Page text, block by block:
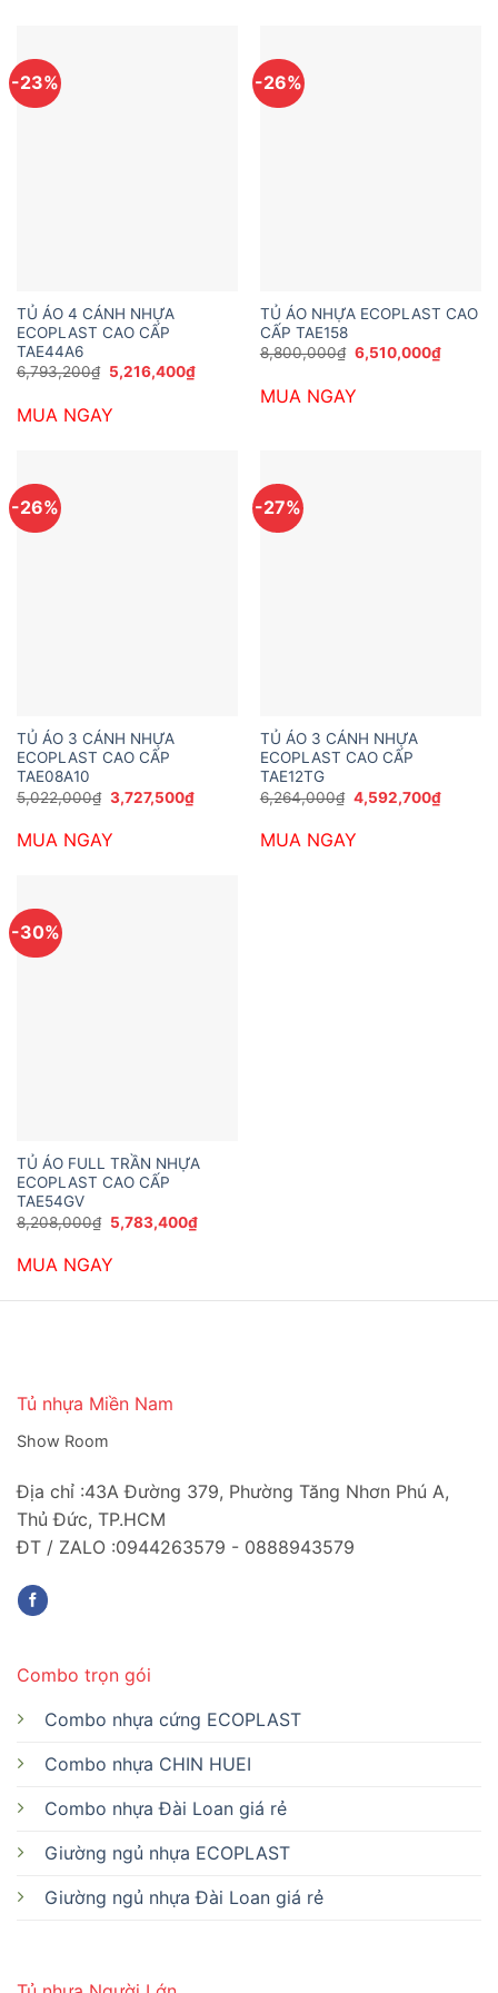
-23%
TỦ ÁO 4 CÁNH NHỰA
ECOPLAST CAO CẤP
TAE44A6
6,793,200₫ Giá
gốc
6,793,200₫.
5,216,400₫Giá
hiện
MUA NGAY
-26%
TỦ ÁO NHỰA ECOPLAST CAO
CẤP TAE158
8,800,000₫ Giá
gốc
8,800,000₫.
6,510,000₫Giá
hiện
MUA NGAY
-26%
TỦ ÁO 3 CÁNH NHỰA
ECOPLAST CAO CẤP
TAE08A10
5,022,000₫ Giá
gốc
5,022,000₫.
3,727,500₫Giá
hiện
MUA NGAY
-27%
TỦ ÁO 3 CÁNH NHỰA
ECOPLAST CAO CẤP
TAE12TG
6,264,000₫ Giá
gốc
6,264,000₫.
4,592,700₫Giá
hiện
MUA NGAY
-30%
TỦ ÁO FULL TRẦN NHỰA
ECOPLAST CAO CẤP
TAE54GV
8,208,000₫ Giá
gốc
8,208,000₫.
5,783,400₫Giá
hiện
MUA NGAY
Tủ nhựa Miền Nam
Show Room
Địa chỉ :43A Đường 379, Phường Tăng Nhơn Phú A,
Thủ Đức, TP.HCM
ĐT / ZALO :0944263579 - 0888943579
Combo trọn gói
Combo nhựa cứng ECOPLAST
Combo nhựa CHIN HUEI
Combo nhựa Đài Loan giá rẻ
Giường ngủ nhựa ECOPLAST
Giường ngủ nhựa Đài Loan giá rẻ